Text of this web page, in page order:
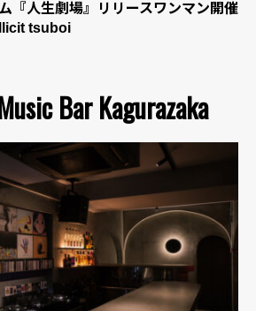
『人生劇場』リリースワンマン開催
tsuboi
Bar Kagurazaka